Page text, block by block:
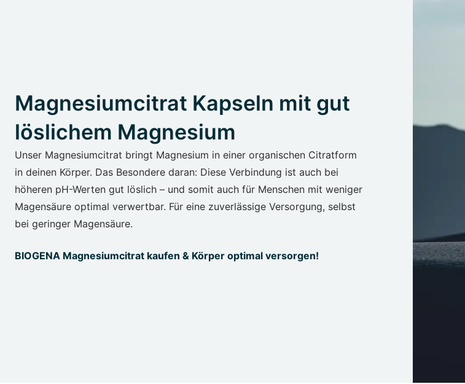
Magnesiumcitrat Kapseln mit gut
löslichem Magnesium
Unser Magnesiumcitrat bringt Magnesium in einer organischen Citratform
in deinen Körper. Das Besondere daran: Diese Verbindung ist auch bei
höheren pH-Werten gut löslich – und somit auch für Menschen mit weniger
Magensäure optimal verwertbar. Für eine zuverlässige Versorgung, selbst
bei geringer Magensäure.
BIOGENA Magnesiumcitrat kaufen & Körper optimal versorgen!